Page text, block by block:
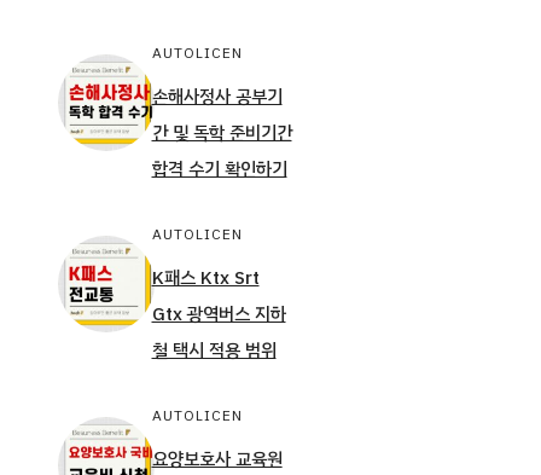
AUTOLICEN
손해사정사 공부기
간 및 독학 준비기간
합격 수기 확인하기
AUTOLICEN
K패스 Ktx Srt
Gtx 광역버스 지하
철 택시 적용 범위
AUTOLICEN
요양보호사 교육원